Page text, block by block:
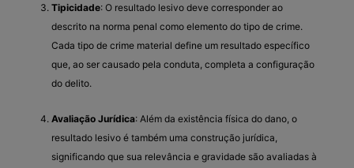
Tipicidade: O resultado lesivo deve corresponder ao
descrito na norma penal como elemento do tipo de crime.
Cada tipo de crime material define um resultado específico
que, ao ser causado pela conduta, completa a configuração
do delito.
Avaliação Jurídica: Além da existência física do dano, o
resultado lesivo é também uma construção jurídica,
significando que sua relevância e gravidade são avaliadas à